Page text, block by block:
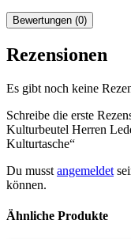
Bewertungen (0)
Rezensionen
Es gibt noch keine
Schreibe die erste
Kulturbeutel Herren
Kulturtasche“
Du musst angemeldet
können.
Ähnliche Produkte